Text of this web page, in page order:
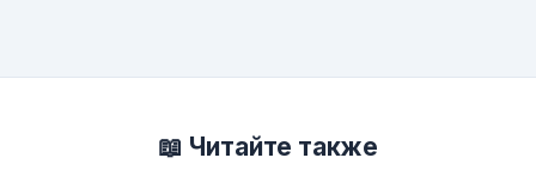
📖 Читайте также